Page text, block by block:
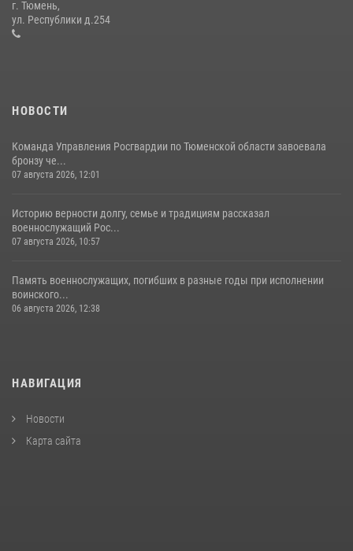
десантирования на Урале
16 июля 2026, 10:42
г. Тюмень,
ул. Республики д.254
НОВОСТИ
Команда Управления Росгвардии по Тюменской области завоевала
бронзу че...
07 августа 2026, 12:01
Историю верности долгу, семье и традициям рассказал
военнослужащий Рос...
07 августа 2026, 10:57
Память военнослужащих, погибших в разные годы при исполнении
воинского...
06 августа 2026, 12:38
НАВИГАЦИЯ
Новости
Карта сайта